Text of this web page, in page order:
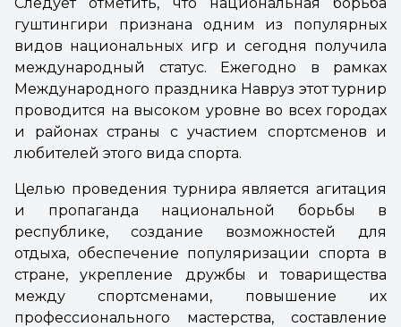
гуштингири признана одним из популярных
видов национальных игр и сегодня получила
международный статус. Ежегодно в рамках
Международного праздника Навруз этот турнир
проводится на высоком уровне во всех городах
и районах страны с участием спортсменов и
любителей этого вида спорта.
Целью проведения турнира является агитация
и пропаганда национальной борьбы в
республике, создание возможностей для
отдыха, обеспечение популяризации спорта в
стране, укрепление дружбы и товарищества
между спортсменами, повышение их
профессионального мастерства, составление